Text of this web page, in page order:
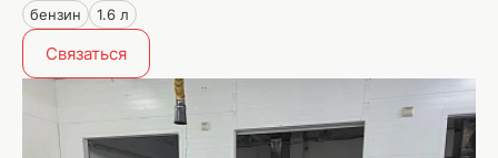
бензин 1.6 л
Связаться